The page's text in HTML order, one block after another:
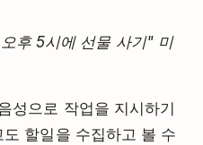
후 5시에 선물 사기" 미
성으로 작업을 지시하기
할일을 수집하고 볼 수